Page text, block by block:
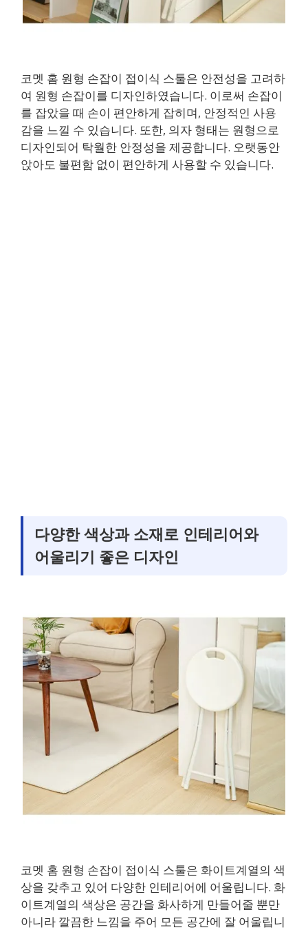
코멧 홈 원형 손잡이 접이식 스툴은 안전성을 고려하
여 원형 손잡이를 디자인하였습니다. 이로써 손잡이
를 잡았을 때 손이 편안하게 잡히며, 안정적인 사용
감을 느낄 수 있습니다. 또한, 의자 형태는 원형으로
디자인되어 탁월한 안정성을 제공합니다. 오랫동안
앉아도 불편함 없이 편안하게 사용할 수 있습니다.
다양한 색상과 소재로 인테리어와
어울리기 좋은 디자인
코멧 홈 원형 손잡이 접이식 스툴은 화이트계열의 색
상을 갖추고 있어 다양한 인테리어에 어울립니다. 화
이트계열의 색상은 공간을 화사하게 만들어줄 뿐만
아니라 깔끔한 느낌을 주어 모든 공간에 잘 어울립니